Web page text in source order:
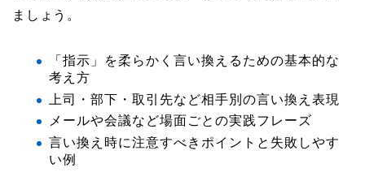
ましょう。
「指示」を柔らかく言い換えるための基本的な
考え方
上司・部下・取引先など相手別の言い換え表現
メールや会議など場面ごとの実践フレーズ
言い換え時に注意すべきポイントと失敗しやす
い例